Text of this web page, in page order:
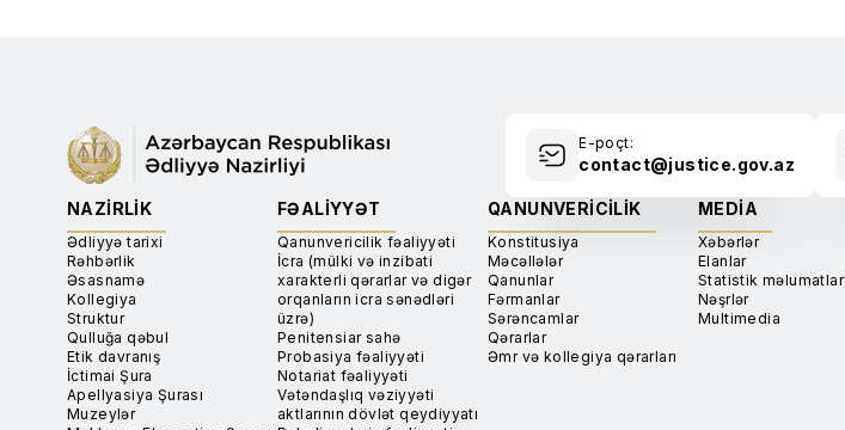
E-poçt:
contact@justice.gov.az
NAZIRLIK
Ədliyyə tarixi
Rəhbərlik
Əsasnamə
Kollegiya
Struktur
Qulluğa qəbul
Etik davranış
İctimai Şura
Apellyasiya Şurası
Muzeylər
FƏALIYYƏT
Qanunvericilik fəaliyyəti
İcra (mülki və inzibati
xarakterli qərarlar və digər
orqanların icra sənədləri
üzrə)
Penitensiar sahə
Probasiya fəaliyyəti
Notariat fəaliyyəti
Vətəndaşlıq vəziyyəti
aktlarının dövlət qeydiyyatı
QANUNVERICILIK
Konstitusiya
Məcəllələr
Qanunlar
Fərmanlar
Sərəncamlar
Qərarlar
Əmr və kollegiya qərarları
MEDIA
Xəbərlər
Elanlar
Statistik məlumatlar
Nəşrlər
Multimedia